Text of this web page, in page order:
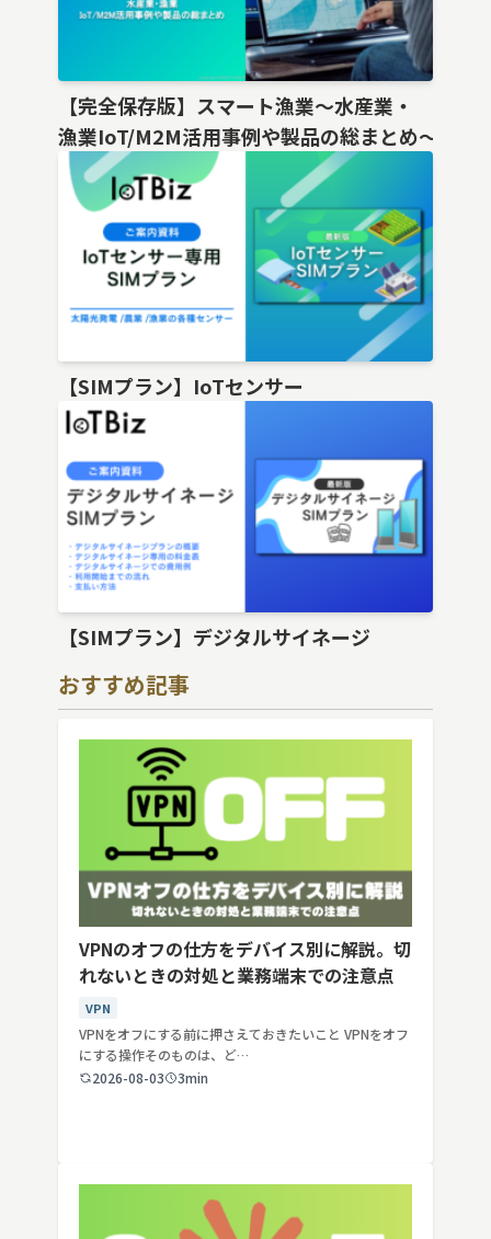
【完全保存版】スマート漁業〜水産業・
漁業IoT/M2M活用事例や製品の総まとめ〜
【SIMプラン】IoTセンサー
【SIMプラン】デジタルサイネージ
おすすめ記事
VPNのオフの仕方をデバイス別に解説。切
れないときの対処と業務端末での注意点
VPN
VPNをオフにする前に押さえておきたいこと VPNをオフ
にする操作そのものは、ど…
2026-08-03
3min